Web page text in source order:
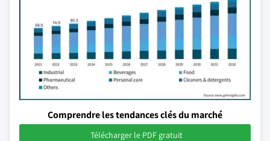
Comprendre les tendances clés du marché
Télécharger le PDF gratuit